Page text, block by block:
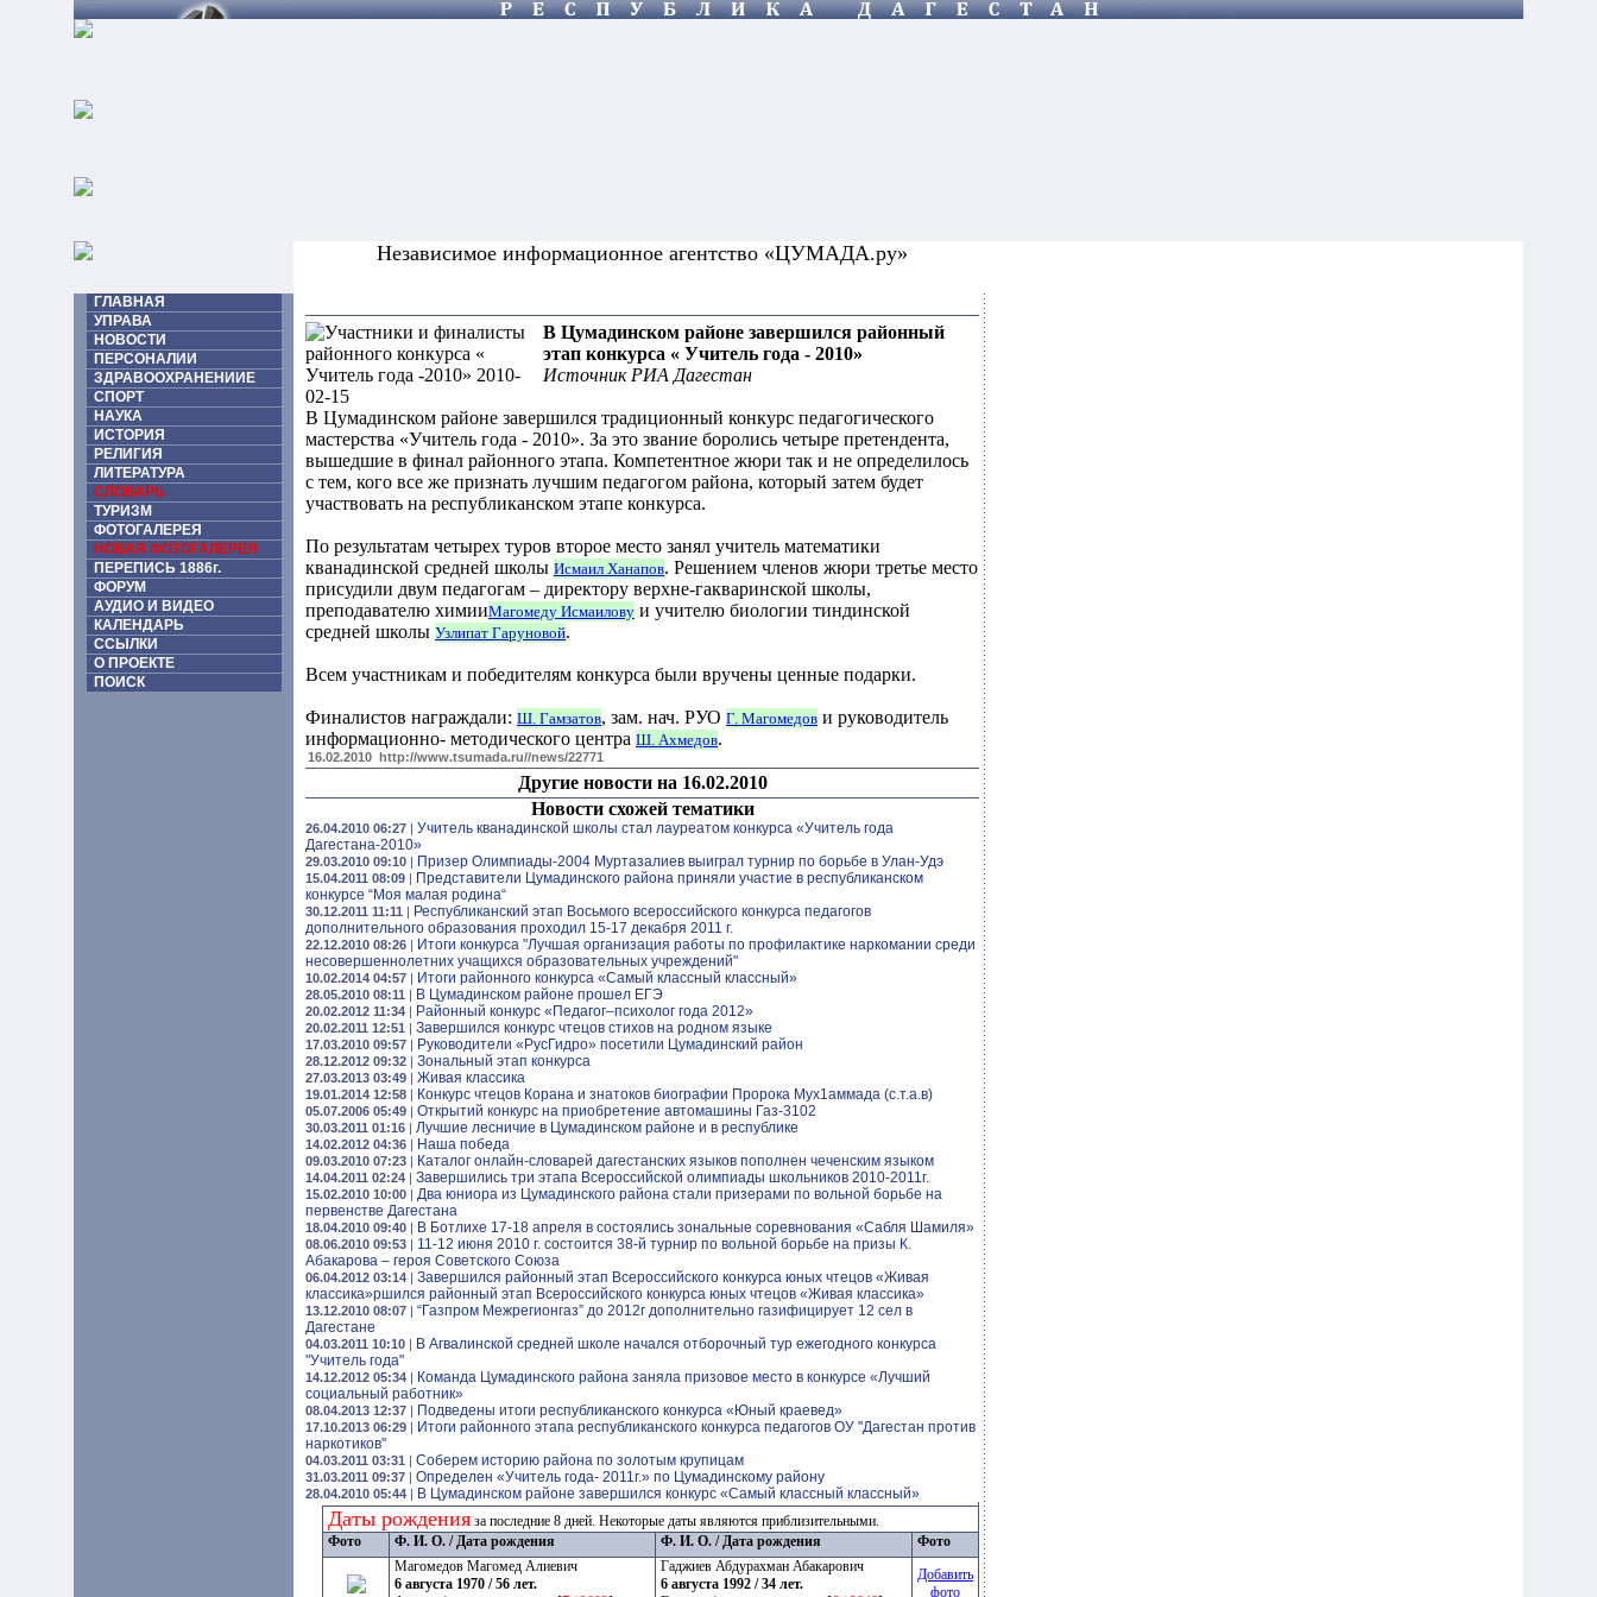
Независимое информационное агентство «ЦУМАДА.ру»
ГЛАВНАЯ
УПРАВА
НОВОСТИ
ПЕРСОНАЛИИ
ЗДРАВООХРАНЕНИИЕ
СПОРТ
НАУКА
ИСТОРИЯ
РЕЛИГИЯ
ЛИТЕРАТУРА
СЛОВАРЬ
ТУРИЗМ
ФОТОГАЛЕРЕЯ
НОВАЯ ФОТОГАЛЕРЕЯ
ПЕРЕПИСЬ 1886г.
ФОРУМ
АУДИО И ВИДЕО
КАЛЕНДАРЬ
ССЫЛКИ
О ПРОЕКТЕ
ПОИСК
В Цумадинском районе завершился районный
этап конкурса « Учитель года - 2010»
Источник РИА Дагестан
В Цумадинском районе завершился традиционный конкурс педагогического
мастерства «Учитель года - 2010». За это звание боролись четыре претендента,
вышедшие в финал районного этапа. Компетентное жюри так и не определилось
с тем, кого все же признать лучшим педагогом района, который затем будет
участвовать на республиканском этапе конкурса.
По результатам четырех туров второе место занял учитель математики
кванадинской средней школы Исмаил Ханапов. Решением членов жюри третье место
присудили двум педагогам – директору верхне-гакваринской школы,
преподавателю химииМагомеду Исмаилову и учителю биологии тиндинской
средней школы Узлипат Гаруновой.
Всем участникам и победителям конкурса были вручены ценные подарки.
Финалистов награждали: Ш. Гамзатов, зам. нач. РУО Г. Магомедов и руководитель
информационно- методического центра Ш. Ахмедов.
16.02.2010 http://www.tsumada.ru//news/22771
Другие новости на 16.02.2010
Новости схожей тематики
26.04.2010 06:27 | Учитель кванадинской школы стал лауреатом конкурса «Учитель года
Дагестана-2010»
29.03.2010 09:10 | Призер Олимпиады-2004 Муртазалиев выиграл турнир по борьбе в Улан-Удэ
15.04.2011 08:09 | Представители Цумадинского района приняли участие в республиканском
конкурсе “Моя малая родина“
30.12.2011 11:11 | Республиканский этап Восьмого всероссийского конкурса педагогов
дополнительного образования проходил 15-17 декабря 2011 г.
22.12.2010 08:26 | Итоги конкурса "Лучшая организация работы по профилактике наркомании среди
несовершеннолетних учащихся образовательных учреждений"
10.02.2014 04:57 | Итоги районного конкурса «Самый классный классный»
28.05.2010 08:11 | В Цумадинском районе прошел ЕГЭ
20.02.2012 11:34 | Районный конкурс «Педагог–психолог года 2012»
20.02.2011 12:51 | Завершился конкурс чтецов стихов на родном языке
17.03.2010 09:57 | Руководители «РусГидро» посетили Цумадинский район
28.12.2012 09:32 | Зональный этап конкурса
27.03.2013 03:49 | Живая классика
19.01.2014 12:58 | Конкурс чтецов Корана и знатоков биографии Пророка Мух1аммада (с.т.а.в)
05.07.2006 05:49 | Открытий конкурс на приобретение автомашины Газ-3102
30.03.2011 01:16 | Лучшие лесничие в Цумадинском районе и в республике
14.02.2012 04:36 | Наша победа
09.03.2010 07:23 | Каталог онлайн-словарей дагестанских языков пополнен чеченским языком
14.04.2011 02:24 | Завершились три этапа Всероссийской олимпиады школьников 2010-2011г.
15.02.2010 10:00 | Два юниора из Цумадинского района стали призерами по вольной борьбе на
первенстве Дагестана
18.04.2010 09:40 | В Ботлихе 17-18 апреля в состоялись зональные соревнования «Сабля Шамиля»
08.06.2010 09:53 | 11-12 июня 2010 г. состоится 38-й турнир по вольной борьбе на призы К.
Абакарова – героя Советского Союза
06.04.2012 03:14 | Завершился районный этап Всероссийского конкурса юных чтецов «Живая
классика»ршился районный этап Всероссийского конкурса юных чтецов «Живая классика»
13.12.2010 08:07 | “Газпром Межрегионгаз” до 2012г дополнительно газифицирует 12 сел в
Дагестане
04.03.2011 10:10 | В Агвалинской средней школе начался отборочный тур ежегодного конкурса
"Учитель года"
14.12.2012 05:34 | Команда Цумадинского района заняла призовое место в конкурсе «Лучший
социальный работник»
08.04.2013 12:37 | Подведены итоги республиканского конкурса «Юный краевед»
17.10.2013 06:29 | Итоги районного этапа республиканского конкурса педагогов ОУ "Дагестан против
наркотиков"
04.03.2011 03:31 | Соберем историю района по золотым крупицам
31.03.2011 09:37 | Определен «Учитель года- 2011г.» по Цумадинскому району
28.04.2010 05:44 | В Цумадинском районе завершился конкурс «Самый классный классный»
Даты рождения за последние 8 дней. Некоторые даты являются приблизительными.
Фото
Ф. И. О. / Дата рождения Ф. И. О. / Дата рождения
Фото
Магомедов Магомед Алиевич
6 августа 1970 / 56 лет.
Гаджиев Абдурахман Абакарович
6 августа 1992 / 34 лет.
Добавить
фото